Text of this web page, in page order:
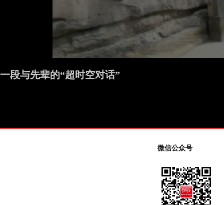
一段与先辈的“超时空对话”
微信公众号